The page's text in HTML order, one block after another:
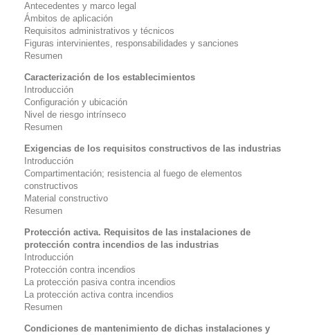
Antecedentes y marco legal
Ámbitos de aplicación
Requisitos administrativos y técnicos
Figuras intervinientes, responsabilidades y sanciones
Resumen
Caracterización de los establecimientos
Introducción
Configuración y ubicación
Nivel de riesgo intrínseco
Resumen
Exigencias de los requisitos constructivos de las industrias
Introducción
Compartimentación; resistencia al fuego de elementos
constructivos
Material constructivo
Resumen
Protección activa. Requisitos de las instalaciones de
protección contra incendios de las industrias
Introducción
Protección contra incendios
La protección pasiva contra incendios
La protección activa contra incendios
Resumen
Condiciones de mantenimiento de dichas instalaciones y